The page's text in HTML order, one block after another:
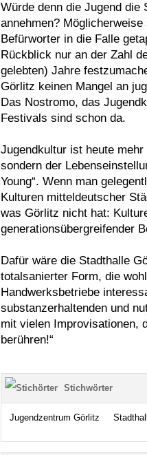
Würde denn die Jugend die
annehmen?
Befürworter in die Falle
Rückblick nur an der Zahl
gelebten) Jahre
Görlitz keinen Mangel an
Das Nostromo, das
Festivals sind schon da.
Jugendkultur ist heute
sondern der
Young“. Wenn man
Kulturen mitteldeutscher
was Görlitz nicht hat:
generationsübergreifender
Dafür wäre die Stadthalle
totalsanierter Form, die
Handwerksbetriebe
substanzerhaltenden und
mit vielen Improvisationen,
berühren!“
Stichwörter
Jugendzentrum Görlitz